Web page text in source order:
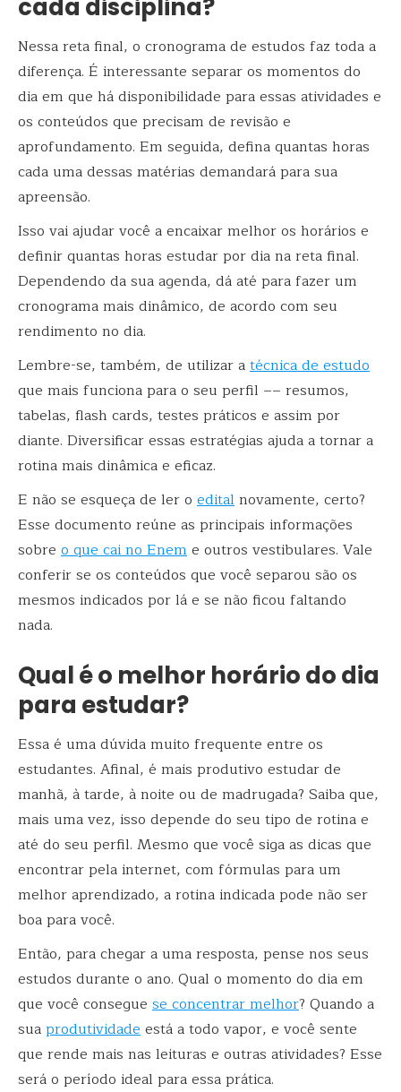
cada disciplina?
Nessa reta final, o cronograma de estudos faz toda a
diferença. É interessante separar os momentos do
dia em que há disponibilidade para essas atividades e
os conteúdos que precisam de revisão e
aprofundamento. Em seguida, defina quantas horas
cada uma dessas matérias demandará para sua
apreensão.
Isso vai ajudar você a encaixar melhor os horários e
definir quantas horas estudar por dia na reta final.
Dependendo da sua agenda, dá até para fazer um
cronograma mais dinâmico, de acordo com seu
rendimento no dia.
Lembre-se, também, de utilizar atécnica de estudo
que mais funciona para o seu perfil –– resumos,
tabelas, flash cards, testes práticos e assim por
diante. Diversificar essas estratégias ajuda a tornar a
rotina mais dinâmica e eficaz.
E não se esqueça de ler o editalnovamente, certo?
Esse documento reúne as principais informações
sobre o que cai no Eneme outros vestibulares. Vale
conferir se os conteúdos que você separou são os
mesmos indicados por lá e se não ficou faltando
nada.
Qual é o melhor horário do dia
para estudar?
Essa é uma dúvida muito frequente entre os
estudantes. Afinal, é mais produtivo estudar de
manhã, à tarde, à noite ou de madrugada? Saiba que,
mais uma vez, isso depende do seu tipo de rotina e
até do seu perfil. Mesmo que você siga as dicas que
encontrar pela internet, com fórmulas para um
melhor aprendizado, a rotina indicada pode não ser
boa para você.
Então, para chegar a uma resposta, pense nos seus
estudos durante o ano. Qual o momento do dia em
que você consegue se concentrar melhor? Quando a
suaprodutividadeestá a todo vapor, e você sente
que rende mais nas leituras e outras atividades? Esse
será o período ideal para essa prática.